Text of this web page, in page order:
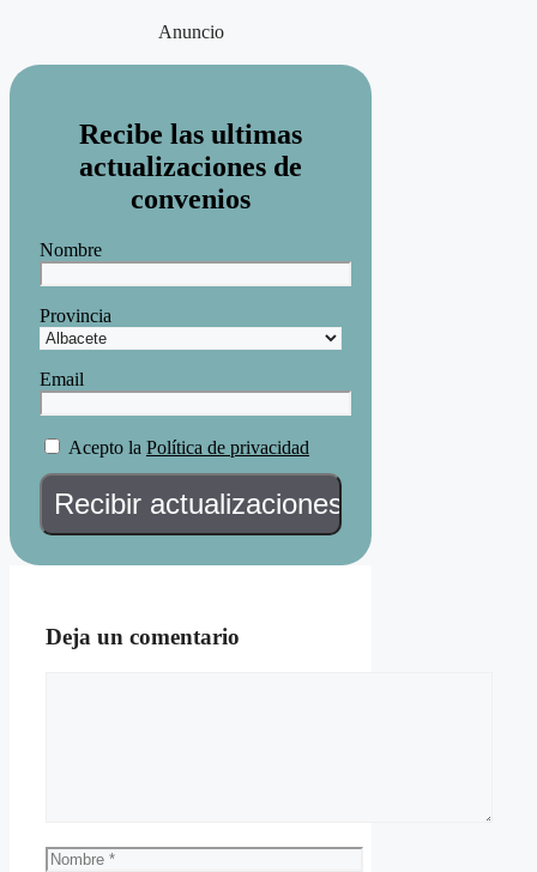
Anuncio
Recibe las ultimas
actualizaciones de
convenios
Nombre
Provincia
Email
Acepto la Política de privacidad
Deja un comentario
Nombre